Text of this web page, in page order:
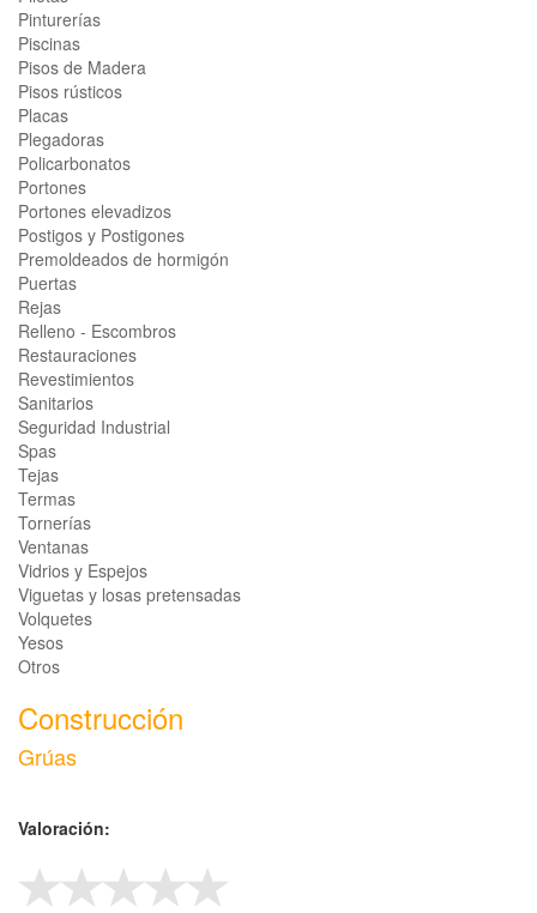
Pinturerías
Piscinas
Pisos de Madera
Pisos rústicos
Placas
Plegadoras
Policarbonatos
Portones
Portones elevadizos
Postigos y Postigones
Premoldeados de hormigón
Puertas
Rejas
Relleno - Escombros
Restauraciones
Revestimientos
Sanitarios
Seguridad Industrial
Spas
Tejas
Termas
Tornerías
Ventanas
Vidrios y Espejos
Viguetas y losas pretensadas
Volquetes
Yesos
Otros
Construcción
Grúas
Valoración: